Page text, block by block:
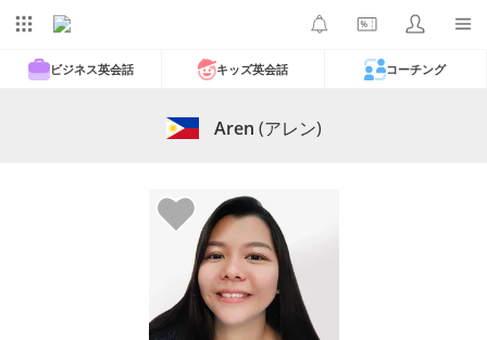
ビジネス英会話 キッズ英会話 コーチング
Aren (アレン)